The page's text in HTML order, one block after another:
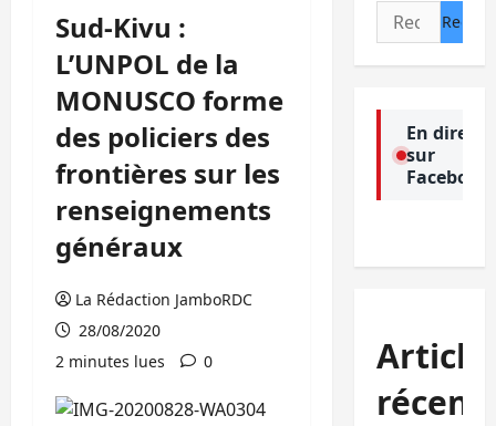
Sud-Kivu :
L’UNPOL de la
MONUSCO forme
des policiers des
frontières sur les
renseignements
généraux
La Rédaction JamboRDC
28/08/2020
2 minutes lues
0
Rechercher :
En direct
sur
Facebook